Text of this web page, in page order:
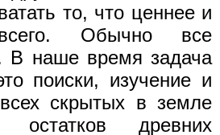
то, что ценнее и
Обычно все
В наше время задача
поиски, изучение и
скрытых в земле
остатков древних